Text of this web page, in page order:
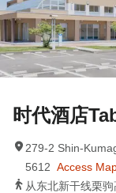
时代酒店
279-2 Shin-
5612 Access
从东北新干线栗